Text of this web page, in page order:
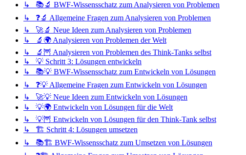
↳ 📚🔬 BWF-Wissensschatz zum Analysieren von Problemen
↳ ❓🔬 Allgemeine Fragen zum Analysieren von Problemen
↳ 🚀🔬 Neue Ideen zum Analysieren von Problemen
↳ 🔬🌍 Analysieren von Problemen der Welt
↳ 🔬🦉 Analysieren von Problemen des Think-Tanks selbst
↳ 💡 Schritt 3: Lösungen entwickeln
↳ 📚💡 BWF-Wissensschatz zum Entwickeln von Lösungen
↳ ❓💡 Allgemeine Fragen zum Entwickeln von Lösungen
↳ 🚀💡 Neue Ideen zum Entwickeln von Lösungen
↳ 💡🌍 Entwickeln von Lösungen für die Welt
↳ 💡🦉 Entwickeln von Lösungen für den Think-Tank selbst
↳ 🏗️ Schritt 4: Lösungen umsetzen
↳ 📚🏗️ BWF-Wissensschatz zum Umsetzen von Lösungen